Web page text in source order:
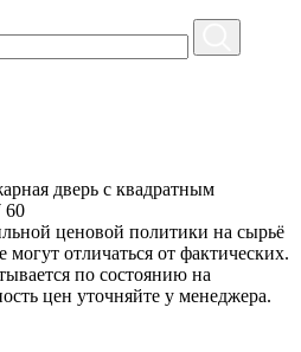
дверь с квадратным
60
ценовой политики на сырьё
отличаться от фактических.
по состоянию на
цен уточняйте у менеджера.